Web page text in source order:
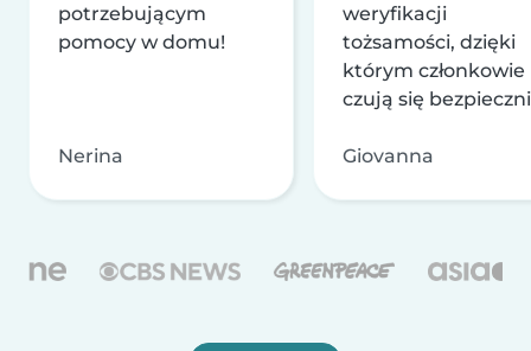
potrzebującym
pomocy w domu!
Nerina
weryfikacji
tożsamości, dzięki
którym członkowie
czują się
Giovanna